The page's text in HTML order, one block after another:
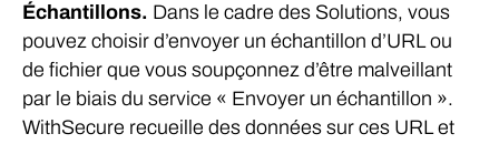
Échantillons. Dans le cadre des Solutions, vous
pouvez choisir d’envoyer un échantillon d’URL ou
de fichier que vous soupçonnez d’être malveillant
par le biais du service « Envoyer un échantillon ».
WithSecure recueille des données sur ces URL et